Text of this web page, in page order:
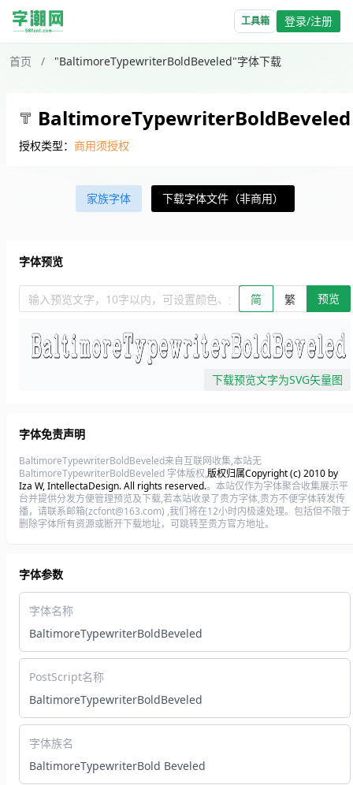
工具箱 登录/注册
首页 / "BaltimoreTypewriterBoldBeveled"字体下载
BaltimoreTypewriterBoldBeveled
授权类型： 商用须授权
家族字体 下载字体文件（非商用）
字体预览
输入预览文字，10字以内，可设置颜色、大小、简繁。回车查看效
简 繁 预览
下载预览文字为SVG矢量图
字体免责声明
BaltimoreTypewriterBoldBeveled来自互联网收集,本站无
BaltimoreTypewriterBoldBeveled 字体版权,版权归属Copyright (c) 2010 by
Iza W, IntellectaDesign. All rights reserved.。本站仅作为字体聚合收集展示平
台并提供分发方便管理预览及下载,若本站收录了贵方字体,贵方不便字体转发传
播，请联系邮箱(zcfont@163.com) ,我们将在12小时内极速处理。包括但不限于
删除字体所有资源或断开下载地址，可跳转至贵方官方地址。
字体参数
字体名称
BaltimoreTypewriterBoldBeveled
PostScript名称
BaltimoreTypewriterBoldBeveled
字体族名
BaltimoreTypewriterBold Beveled